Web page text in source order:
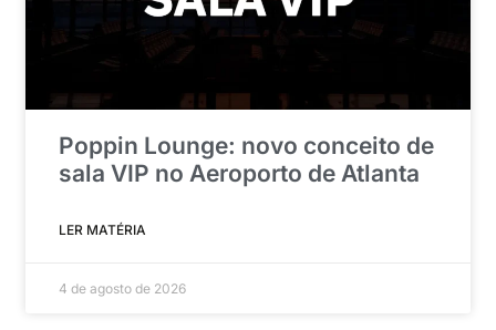
Poppin Lounge: novo conceito de
sala VIP no Aeroporto de Atlanta
LER MATÉRIA
4 de agosto de 2026